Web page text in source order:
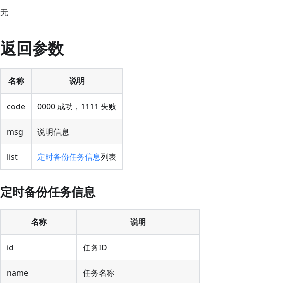
无
返回参数
名称 说明
code 0000 成功，1111 失败
msg 说明信息
list 定时备份任务信息列表
定时备份任务信息
名称 说明
id 任务ID
name 任务名称